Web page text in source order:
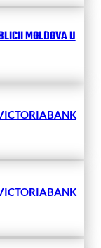
MOLDOVA U